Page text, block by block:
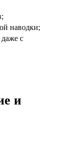
наводки;
даже с
и